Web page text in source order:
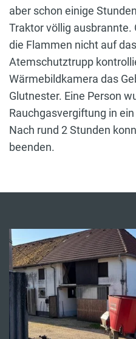
aber schon einige
Traktor völlig
die Flammen nicht auf
Atemschutztrupp
Wärmebildkamera das
Glutnester. Eine Person
Rauchgasvergiftung in
Nach rund 2 Stunden
beenden.